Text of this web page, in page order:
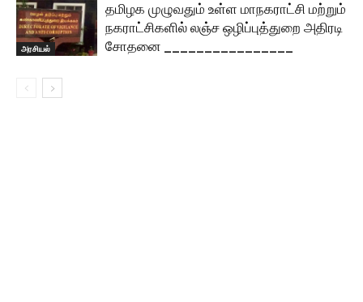
அரசியல்
தமிழக முழுவதும் உள்ள மாநகராட்சி மற்றும்
நகராட்சிகளில் லஞ்ச ஒழிப்புத்துறை அதிரடி
சோதனை ________________